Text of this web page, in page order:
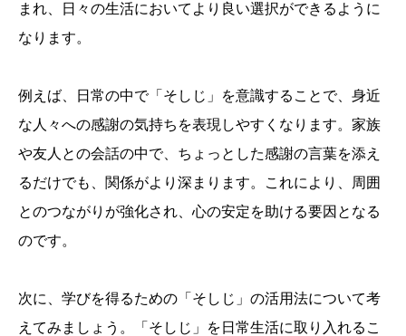
まれ、日々の生活においてより良い選択ができるように
なります。
例えば、日常の中で「そしじ」を意識することで、身近
な人々への感謝の気持ちを表現しやすくなります。家族
や友人との会話の中で、ちょっとした感謝の言葉を添え
るだけでも、関係がより深まります。これにより、周囲
とのつながりが強化され、心の安定を助ける要因となる
のです。
次に、学びを得るための「そしじ」の活用法について考
えてみましょう。「そしじ」を日常生活に取り入れるこ